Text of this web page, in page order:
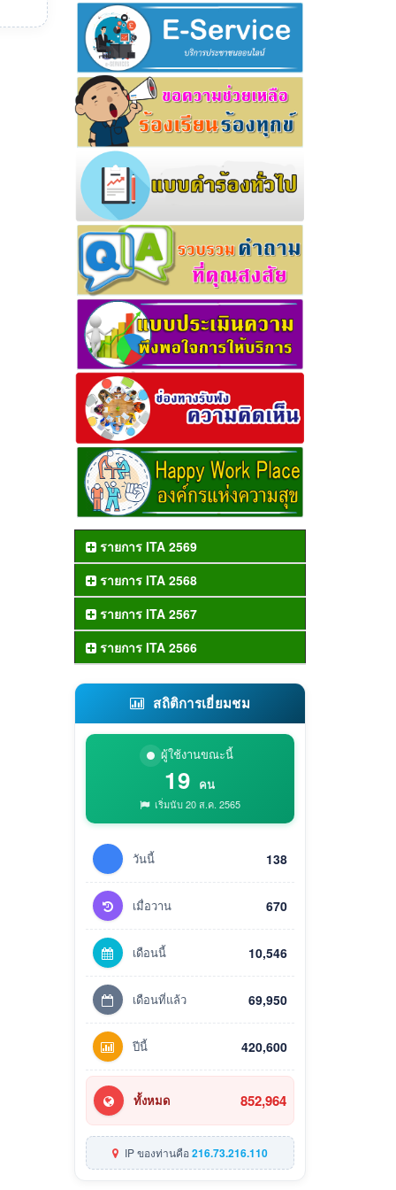
รายการ ITA 2569
รายการ ITA 2568
รายการ ITA 2567
รายการ ITA 2566
สถิติการเยี่ยมชม
ผู้ใช้งานขณะนี้
19 คน
เริ่มนับ 20 ส.ค. 2565
วันนี้ 138
เมื่อวาน 670
เดือนนี้ 10,546
เดือนที่แล้ว 69,950
ปีนี้ 420,600
ทั้งหมด 852,964
IP ของท่านคือ216.73.216.110